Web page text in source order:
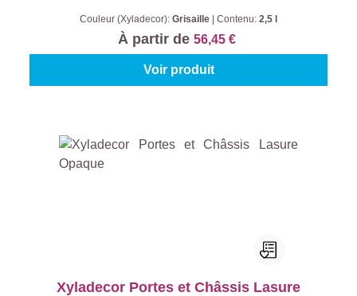
Couleur (Xyladecor): Grisaille Contenu: 2,5 l
À partir de 56,45 €
Voir produit
Xyladecor Portes et Châssis Lasure